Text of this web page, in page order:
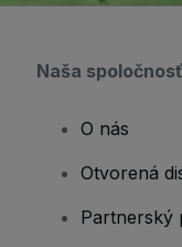
Naša spoločnosť
O nás
Otvorená
Partnerský